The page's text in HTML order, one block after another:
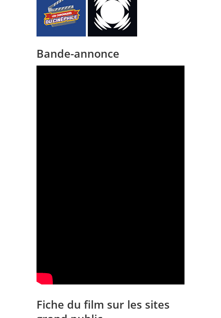
Bande-annonce
Fiche du film sur les sites